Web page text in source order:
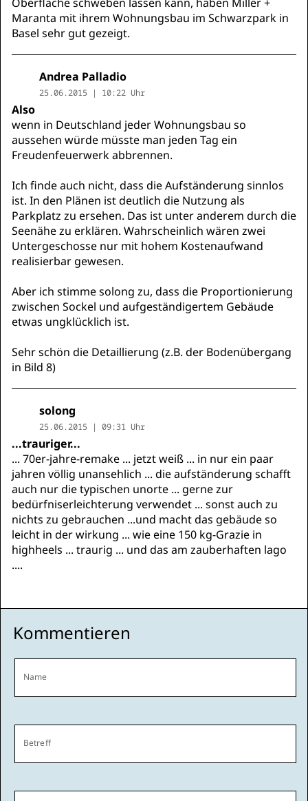
Maranta mit ihrem Wohnungsbau im Schwarzpark in
Basel sehr gut gezeigt.
Andrea Palladio
25.06.2015 | 10:22 Uhr
Also
wenn in Deutschland jeder Wohnungsbau so
aussehen würde müsste man jeden Tag ein
Freudenfeuerwerk abbrennen.
Ich finde auch nicht, dass die Aufständerung sinnlos
ist. In den Plänen ist deutlich die Nutzung als
Parkplatz zu ersehen. Das ist unter anderem durch die
Seenähe zu erklären. Wahrscheinlich wären zwei
Untergeschosse nur mit hohem Kostenaufwand
realisierbar gewesen.
Aber ich stimme solong zu, dass die Proportionierung
zwischen Sockel und aufgeständigertem Gebäude
etwas ungklücklich ist.
Sehr schön die Detaillierung (z.B. der Bodenübergang
in Bild 8)
solong
25.06.2015 | 09:31 Uhr
...trauriger...
... 70er-jahre-remake ... jetzt weiß ... in nur ein paar
jahren völlig unansehlich ... die aufständerung schafft
auch nur die typischen unorte ... gerne zur
bedürfniserleichterung verwendet ... sonst auch zu
nichts zu gebrauchen ...und macht das gebäude so
leicht in der wirkung ... wie eine 150 kg-Grazie in
highheels ... traurig ... und das am zauberhaften lago
....
Kommentieren
Name
Betreff